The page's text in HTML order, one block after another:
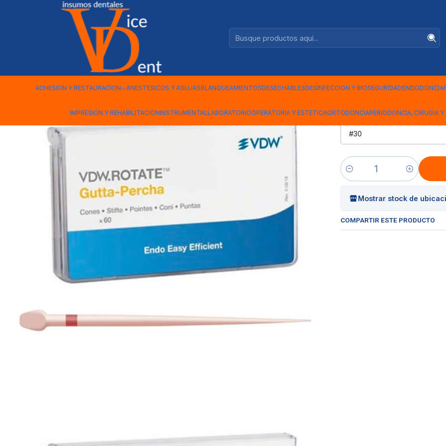
ADHESION Y RESTAURACION ANESTESICOS Y AGUJASBLANQUEAMIENTOSDESECHABLESDESINFECCION Y BIOSEGURIDADENDODONCIA
IMPRESION Y REHABILITACIONINSTRUMENTALLABORATORIOOPERATORIA Y ESTETICAORTODONCIAPERIODONCIA, CIRUGIA Y
ENDODONCIA CONOS DE GUTAPERCHA ROTATE VDW
VDW
Cantidad
Mostrar stock de
COMPARTIR ESTE PRODUCTO